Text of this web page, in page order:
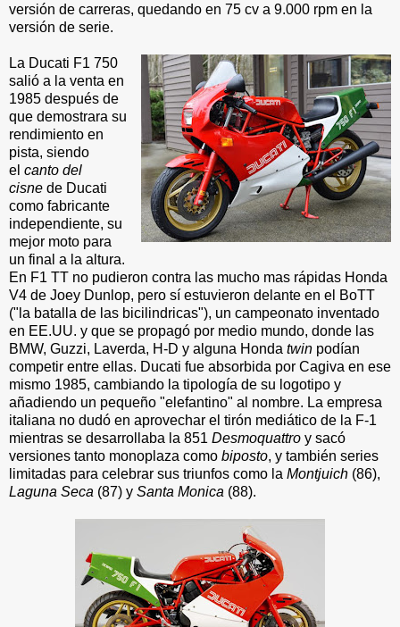
versión de carreras, quedando en 75 cv a 9.000 rpm en la
versión de serie.
La Ducati F1 750
salió a la venta en
1985 después de
que demostrara su
rendimiento en
pista, siendo
el canto del
cisne de Ducati
como fabricante
independiente, su
mejor moto para
un final a la altura.
En F1 TT no pudieron contra las mucho mas rápidas Honda
V4 de Joey Dunlop, pero sí estuvieron delante en el BoTT
("la batalla de las bicilindricas"), un campeonato inventado
en EE.UU. y que se propagó por medio mundo, donde las
BMW, Guzzi, Laverda, H-D y alguna Honda twin podían
competir entre ellas. Ducati fue absorbida por Cagiva en ese
mismo 1985, cambiando la tipología de su logotipo y
añadiendo un pequeño "elefantino" al nombre. La empresa
italiana no dudó en aprovechar el tirón mediático de la F-1
mientras se desarrollaba la 851 Desmoquattro y sacó
versiones tanto monoplaza como biposto, y también series
limitadas para celebrar sus triunfos como la Montjuich (86),
Laguna Seca (87) y Santa Monica (88).